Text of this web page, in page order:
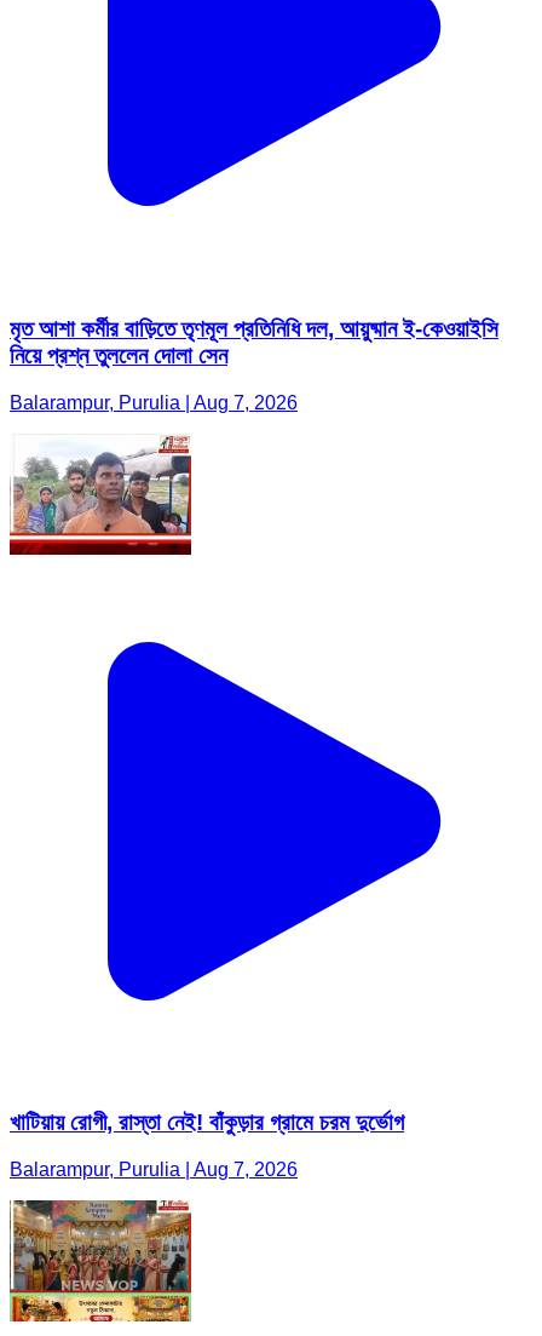
মৃত আশা কর্মীর বাড়িতে তৃণমূল প্রতিনিধি দল, আয়ুষ্মান ই-কেওয়াইসি
নিয়ে প্রশ্ন তুললেন দোলা সেন
Balarampur, Purulia | Aug 7, 2026
খাটিয়ায় রোগী, রাস্তা নেই! বাঁকুড়ার গ্রামে চরম দুর্ভোগ
Balarampur, Purulia | Aug 7, 2026